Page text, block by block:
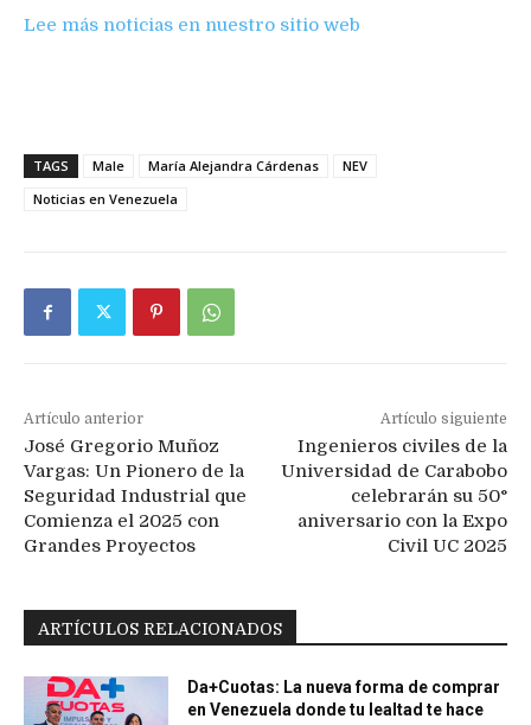
Lee más noticias en nuestro sitio web
TAGS Male María Alejandra Cárdenas
NEV
Noticias en Venezuela
Artículo anterior
José Gregorio Muñoz
Vargas: Un Pionero de la
Seguridad Industrial que
Comienza el 2025 con
Grandes Proyectos
Artículo siguiente
Ingenieros civiles de la
Universidad de Carabobo
celebrarán su 50°
aniversario con la Expo
Civil UC 2025
ARTÍCULOS RELACIONADOS
Da+Cuotas: La nueva forma de comprar
en Venezuela donde tu lealtad te hace